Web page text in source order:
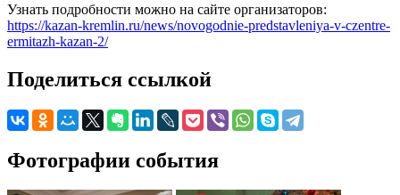
Узнать подробности можно на сайте организаторов:
https://kazan-kremlin.ru/news/novogodnie-predstavleniya-v-czentre-
ermitazh-kazan-2/
Поделиться ссылкой
Фотографии события